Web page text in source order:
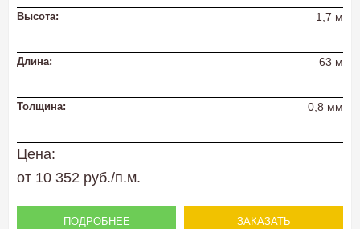
Высота: 1,7 м
Длина: 63 м
Толщина: 0,8 мм
Цена:
от 10 352 руб./п.м.
ПОДРОБНЕЕ ЗАКАЗАТЬ